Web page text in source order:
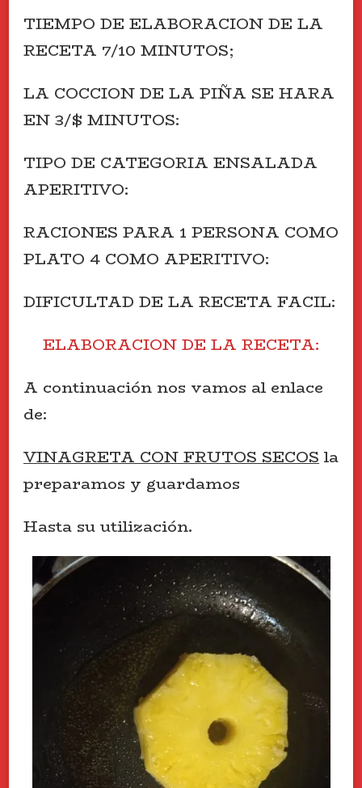
TIEMPO DE ELABORACION DE LA
RECETA 7/10 MINUTOS;
LA COCCION DE LA PIÑA SE HARA
EN 3/$ MINUTOS:
TIPO DE CATEGORIA ENSALADA
APERITIVO:
RACIONES PARA 1 PERSONA COMO
PLATO 4 COMO APERITIVO:
DIFICULTAD DE LA RECETA FACIL:
ELABORACION DE LA RECETA:
A continuación nos vamos al enlace
de:
VINAGRETA CON FRUTOS SECOS la
preparamos y guardamos
Hasta su utilización.